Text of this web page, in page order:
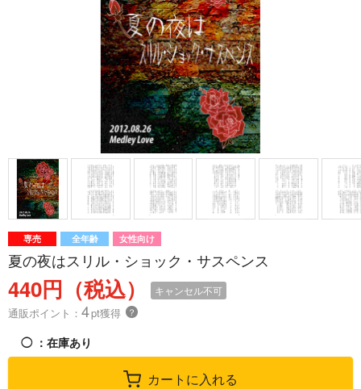
専売 全年齢 女性向け
夏の夜はスリル・ショック・サスペンス
440円（税込） キャンセル不可
通販ポイント： 4pt獲得 ？
◯ ：在庫あり
カートに入れる